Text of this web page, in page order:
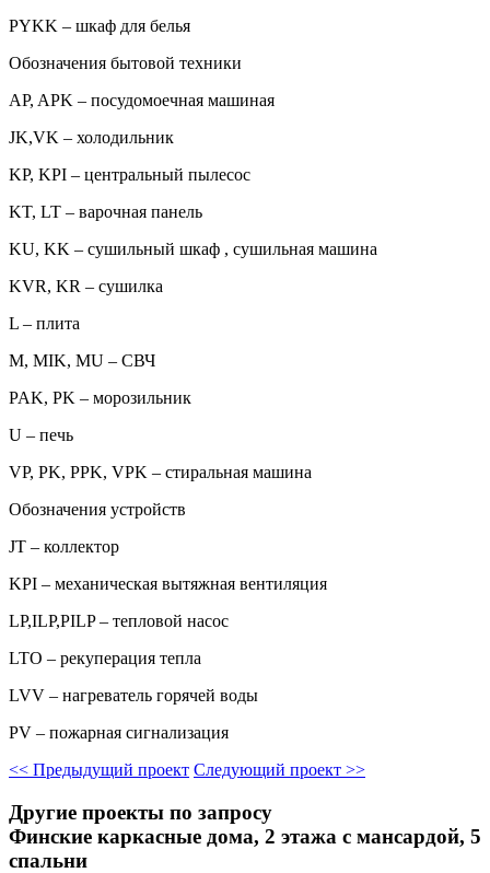
PYKK – шкаф для белья
Обозначения бытовой техники
AP, APK – посудомоечная машиная
JK,VK – холодильник
KP, KPI – центральный пылесос
KT, LT – варочная панель
KU, KK – сушильный шкаф , сушильная машина
KVR, KR – сушилка
L – плита
M, MIK, MU – СВЧ
PAK, PK – морозильник
U – печь
VP, PK, PPK, VPK – стиральная машина
Обозначения устройств
JT – коллектор
KPI – механическая вытяжная вентиляция
LP,ILP,PILP – тепловой насос
LTO – рекуперация тепла
LVV – нагреватель горячей воды
PV – пожарная сигнализация
<< Предыдущий проект Следующий проект >>
Другие проекты по запросу
Финские каркасные дома, 2 этажа с мансардой, 5
спальни